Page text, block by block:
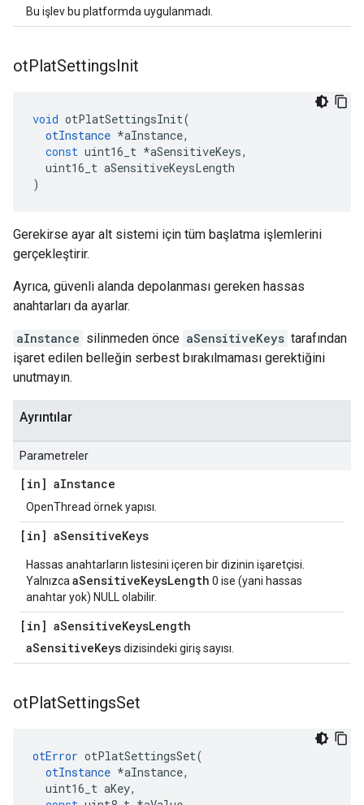
Bu işlev bu platformda uygulanmadı.
otPlatSettingsInit
void otPlatSettingsInit(
otInstance *aInstance,
const uint16_t *aSensitiveKeys,
uint16_t aSensitiveKeysLength
)
Gerekirse ayar alt sistemi için tüm başlatma işlemlerini
gerçekleştirir.
Ayrıca, güvenli alanda depolanması gereken hassas
anahtarları da ayarlar.
aInstance silinmeden önce aSensitiveKeys tarafından
işaret edilen belleğin serbest bırakılmaması gerektiğini
unutmayın.
Ayrıntılar
Parametreler
[in] aInstance
OpenThread örnek yapısı.
[in] aSensitiveKeys
Hassas anahtarların listesini içeren bir dizinin işaretçisi.
Yalnızca aSensitiveKeysLength 0 ise (yani hassas
anahtar yok) NULL olabilir.
[in] aSensitiveKeysLength
aSensitiveKeysdizisindeki giriş sayısı.
otPlatSettingsSet
otError otPlatSettingsSet(
otInstance *aInstance,
uint16_t aKey,